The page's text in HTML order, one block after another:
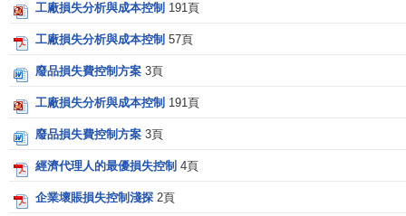
配合；還需要建立相應的工作制度和會議制度；必要時，還
應對有關人員（尤其是現場工人）進行
採取管理措施，既可採取風險分隔措施，將不同的風險
單位分離間隔開來，將風險局限在儘可能小的範圍內，以避
免某一風險發生時，產生
工場設在遠離辦公用房的位置；也可採取分散措施，通過增
加風險單位以減輕總體風險的壓力，達到共同分攤總體風險
的目的，如在涉外工程結算
工廠損失分析與成本控制 191頁
工廠損失分析與成本控制 57頁
廢品損失費控制方案 3頁
工廠損失分析與成本控制 191頁
廢品損失費控制方案 3頁
經濟代理人的最優損失控制 4頁
企業壞賬損失控制淺探 2頁